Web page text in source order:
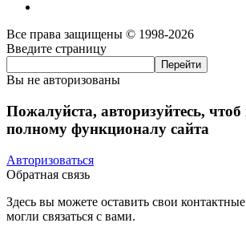
Все права защищены © 1998-2026
Введите страницу
Вы не авторизованы
Пожалуйста, авторизуйтесь, чтоб
полному функционалу сайта
Авторизоваться
Обратная связь
Здесь вы можете оставить свои
могли связаться с вами.